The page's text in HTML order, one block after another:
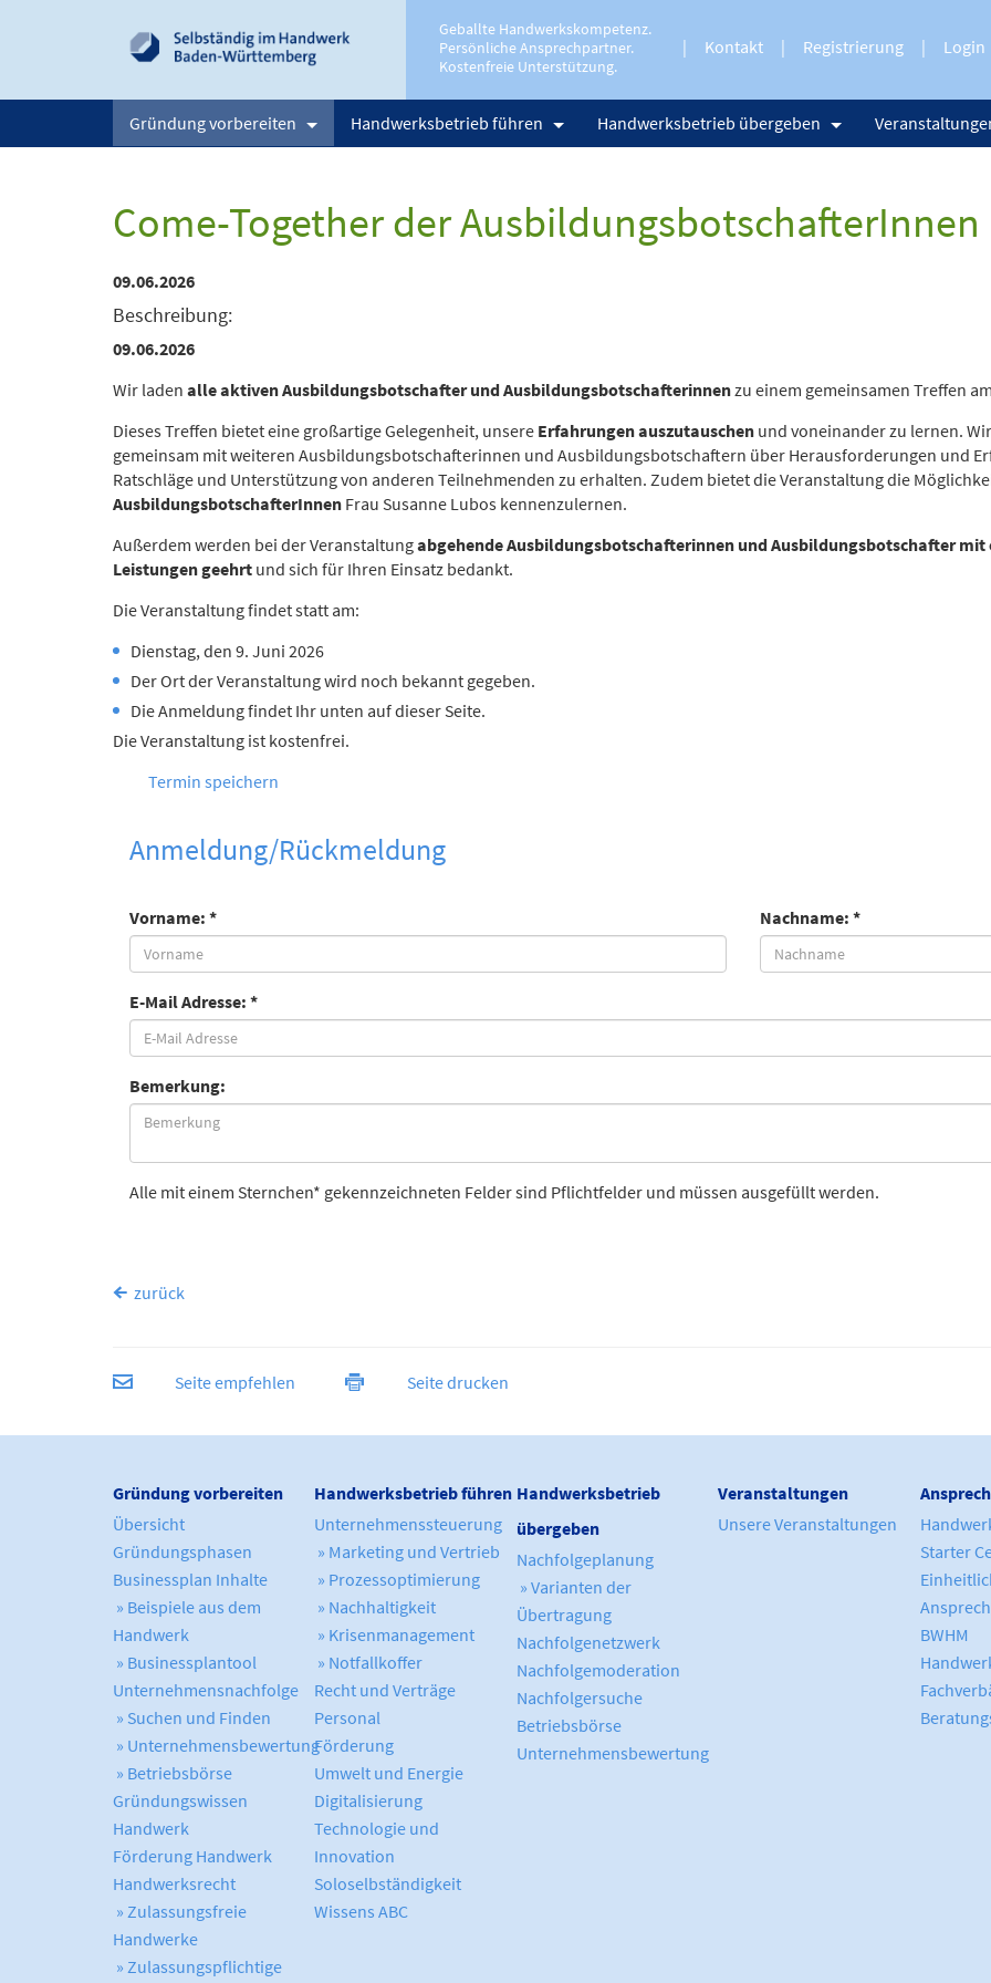
Geballte Handwerkskompetenz.
Persönliche Ansprechpartner.
Kostenfreie Unterstützung.
Kontakt Registrierung Login
Gründung vorbereiten Handwerksbetrieb führen Handwerksbetrieb übergeben
Come-Together der AusbildungsbotschafterInnen
09.06.2026
Beschreibung:
09.06.2026
Wir laden alle aktiven Ausbildungsbotschafter und Ausbildungsbotschafterinnenzu einem gemeinsamen Treffen
Dieses Treffen bietet eine großartige Gelegenheit, unsere Erfahrungen auszutauschen und voneinander zu lernen.
gemeinsam mit weiteren Ausbildungsbotschafterinnen und Ausbildungsbotschaftern über Herausforderungen und
Ratschläge und Unterstützung von anderen Teilnehmenden zu erhalten. Zudem bietet die Veranstaltung die
AusbildungsbotschafterInnen Frau Susanne Lubos kennenzulernen.
Außerdem werden bei der Veranstaltungabgehende Ausbildungsbotschafterinnen und Ausbildungsbotschafter
Leistungen geehrt und sich für Ihren Einsatz bedankt.
Die Veranstaltung findet statt am:
Dienstag, den 9. Juni 2026
Der Ort der Veranstaltung wird noch bekannt gegeben.
Die Anmeldung findet Ihr unten auf dieser Seite.
Die Veranstaltung ist kostenfrei.
Termin speichern
Anmeldung/Rückmeldung
Vorname: * Nachname: *
E-Mail Adresse: *
Bemerkung:
Alle mit einem Sternchen* gekennzeichneten Felder sind Pflichtfelder und müssen ausgefüllt werden.
zurück
Seite empfehlen Seite drucken
Gründung vorbereiten
Übersicht
Gründungsphasen
Businessplan Inhalte
» Beispiele aus dem
Handwerk
» Businessplantool
Unternehmensnachfolge
» Suchen und Finden
» Unternehmensbewertung
» Betriebsbörse
Gründungswissen
Handwerk
Förderung Handwerk
Handwerksrecht
» Zulassungsfreie
Handwerke
» Zulassungspflichtige
Handwerksbetrieb führen
Unternehmenssteuerung
» Marketing und Vertrieb
» Prozessoptimierung
» Nachhaltigkeit
» Krisenmanagement
» Notfallkoffer
Recht und Verträge
Personal
Förderung
Umwelt und Energie
Digitalisierung
Technologie und
Innovation
Soloselbständigkeit
Wissens ABC
Handwerksbetrieb
übergeben
Nachfolgeplanung
» Varianten der
Übertragung
Nachfolgenetzwerk
Nachfolgemoderation
Nachfolgersuche
Betriebsbörse
Unternehmensbewertung
Veranstaltungen
Unsere Veranstaltungen
Starter
BWHM